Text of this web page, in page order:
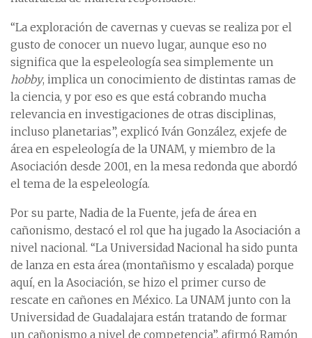
“La exploración de cavernas y cuevas se realiza por el
gusto de conocer un nuevo lugar, aunque eso no
significa que la espeleología sea simplemente un
hobby, implica un conocimiento de distintas ramas de
la ciencia, y por eso es que está cobrando mucha
relevancia en investigaciones de otras disciplinas,
incluso planetarias”, explicó Iván González, exjefe de
área en espeleología de la UNAM, y miembro de la
Asociación desde 2001, en la mesa redonda que abordó
el tema de la espeleología.
Por su parte, Nadia de la Fuente, jefa de área en
cañonismo, destacó el rol que ha jugado la Asociación a
nivel nacional. “La Universidad Nacional ha sido punta
de lanza en esta área (montañismo y escalada) porque
aquí, en la Asociación, se hizo el primer curso de
rescate en cañones en México. La UNAM junto con la
Universidad de Guadalajara están tratando de formar
un cañonismo a nivel de competencia”, afirmó Ramón